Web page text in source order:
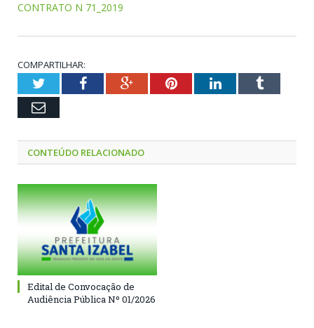
CONTRATO N 71_2019
COMPARTILHAR:
TwitterFacebookGoogle+PinterestLinkedInTumblr
Email
CONTEÚDO RELACIONADO
Edital de Convocação de
Audiência Pública Nº 01/2026